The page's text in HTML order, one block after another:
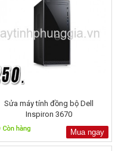
Sửa máy tính đồng bộ Dell
Inspiron 3670
Mua ngay